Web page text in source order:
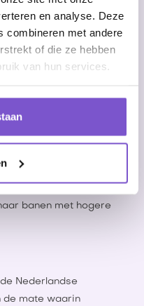
en analyse. Deze
combineren met andere
of die ze hebben
van hun services.
mensen dat jaarlijks
factor 1,4 zal
met een hogere
werknemers om te
naar meer gevorderde
op de arbeidsmarkt
benadrukt het belang
banen met hogere
Nederlandse
de mate waarin